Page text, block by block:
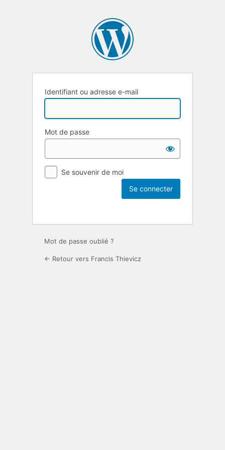
Identifiant ou adresse e-mail
Mot de passe
Se souvenir de moi
Mot de passe oublié ?
← Retour vers Francis Thievicz